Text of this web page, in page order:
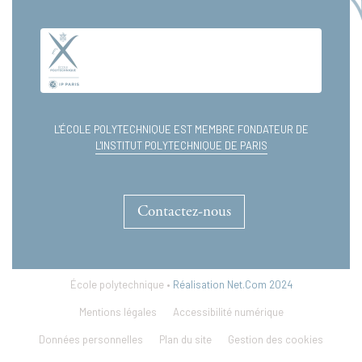
la
linguistique
et
L'ÉCOLE POLYTECHNIQUE EST MEMBRE FONDATEUR DE
L'INSTITUT POLYTECHNIQUE DE PARIS
Contactez-nous
École polytechnique • Réalisation Net.Com 2024
Mentions légales Accessibilité numérique
Données personnelles Plan du site Gestion des cookies